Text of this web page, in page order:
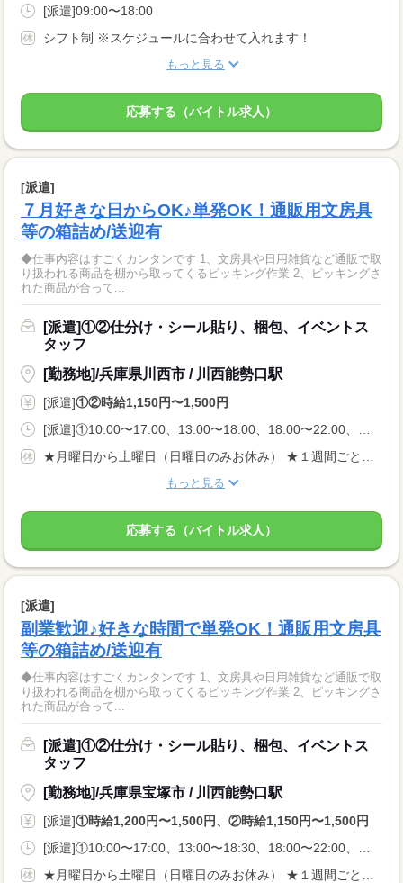
[派遣]09:00〜18:00
シフト制 ※スケジュールに合わせて入れます！
もっと見る
応募する（バイトル求人）
[派遣]
７月好きな日からOK♪単発OK！通販用文房具
等の箱詰め/送迎有
◆仕事内容はすごくカンタンです 1、文房具や日用雑貨など通販で取
り扱われる商品を棚から取ってくるピッキング作業 2、ピッキングさ
れた商品が合って...
[派遣]①②仕分け・シール貼り、梱包、イベントス
タッフ
[勤務地]/兵庫県川西市 / 川西能勢口駅
[派遣]①②時給1,150円〜1,500円
もっと見る
応募する（バイトル求人）
[派遣]
副業歓迎♪好きな時間で単発OK！通販用文房具
等の箱詰め/送迎有
◆仕事内容はすごくカンタンです 1、文房具や日用雑貨など通販で取
り扱われる商品を棚から取ってくるピッキング作業 2、ピッキングさ
れた商品が合って...
[派遣]①②仕分け・シール貼り、梱包、イベントス
タッフ
[勤務地]/兵庫県宝塚市 / 川西能勢口駅
[派遣]①時給1,200円〜1,500円、②時給1,150円〜1,500円